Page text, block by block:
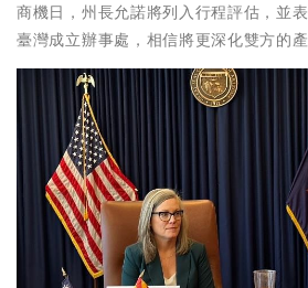
商機日，州長允諾將列入行程評估，並
臺灣成立辦事處，相信將更深化雙方的產